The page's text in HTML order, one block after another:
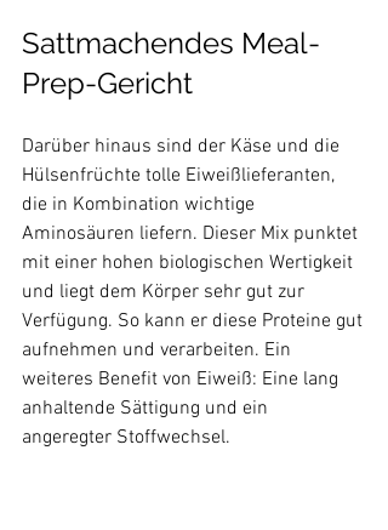
Sattmachendes Meal-
Prep-Gericht
Darüber hinaus sind der Käse und die
Hülsenfrüchte tolle Eiweißlieferanten,
die in Kombination wichtige
Aminosäuren liefern. Dieser Mix punktet
mit einer hohen biologischen Wertigkeit
und liegt dem Körper sehr gut zur
Verfügung. So kann er diese Proteine gut
aufnehmen und verarbeiten. Ein
weiteres Benefit von Eiweiß: Eine lang
anhaltende Sättigung und ein
angeregter Stoffwechsel.